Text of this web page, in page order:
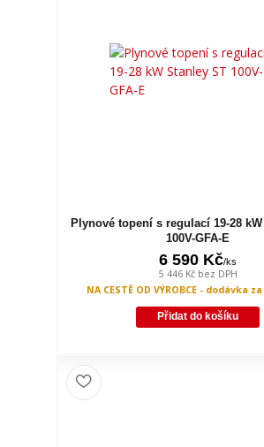
Plynové topení s regulací 19-28
100V-GFA-E
6 590 Kč/ks
5 446 Kč bez DPH
NA CESTĚ OD VÝROBCE - dodávka
Přidat do košíku